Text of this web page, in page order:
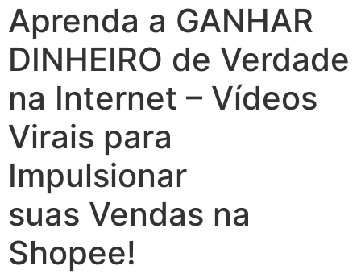
Aprenda a GANHAR
DINHEIRO de Verdade
na Internet – Vídeos
Virais para
Impulsionar
suas Vendas na
Shopee!